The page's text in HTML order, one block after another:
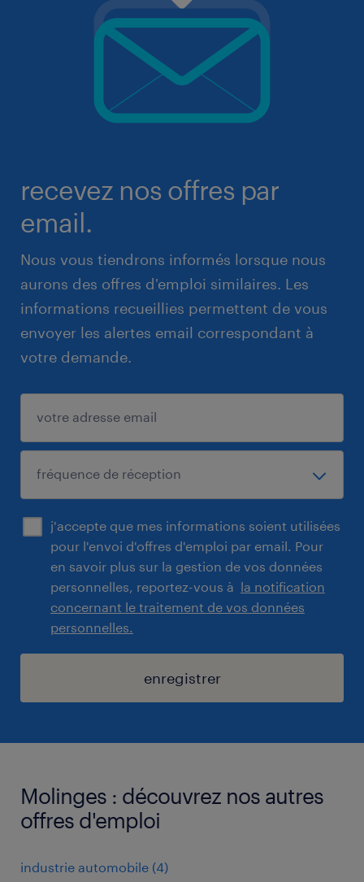
recevez nos offres par
email.
Nous vous tiendrons informés lorsque nous
aurons des offres d'emploi similaires. Les
informations recueillies permettent de vous
envoyer les alertes email correspondant à
votre demande.
j'accepte que mes informations soient utilisées
pour l'envoi d'offres d'emploi par email. Pour
en savoir plus sur la gestion de vos données
personnelles, reportez-vous à la notification
concernant le traitement de vos données
personnelles.
enregistrer
Molinges : découvrez nos autres
offres d'emploi
industrie automobile (4)